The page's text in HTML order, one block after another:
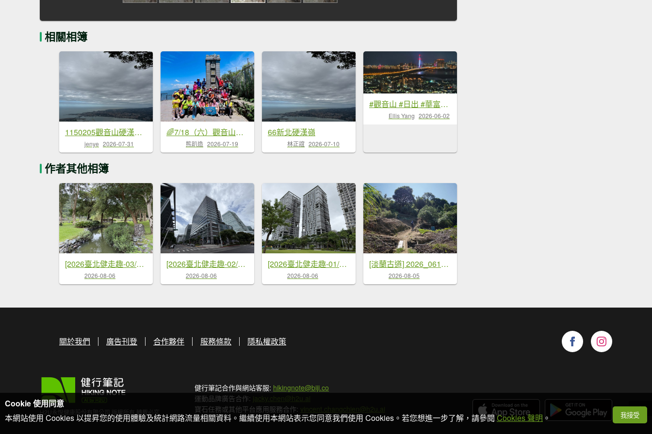
相關相簿
1150205觀音山硬漢嶺步道
jenye 2026-07-31
🌈7/18（六）觀音山硬漢嶺到八里淡江大橋FB：熊熊趴爬走(富裕登山社)🌈
熊趴造 2026-07-19
66新北硬漢嶺
林正誼 2026-07-10
#觀音山 #日出 #華富山路 #淡江大橋 #中直路 #賞蝶趣 #滬尾漁港 #夕陽 6/2
Ellis Yang 2026-06-02
作者其他相簿
[2026臺北健走趣-03/50] 2026_0710_大湖公園(防災公園)
2026-08-06
[2026臺北健走趣-02/50] 2026_0710_中國信託金融園區
2026-08-06
[2026臺北健走趣-01/50] 2026_0710_廣慈博愛園區
2026-08-06
[淡蘭古道] 2026_0614 南路第二段_倒照湖山步道
2026-08-05
關於我們 廣告刊登 合作夥伴 服務條款 隱私權政策
H2U永悅健康股份有限公司 版權所有 轉載必究
健行筆記合作與網站客服: hikingnote@biji.co
運動品牌廣告合作: jacky.chen@h2u.ai
寶石任務或其他平台應用服務合作: vincent.changchien@h2u.ai
Cookie 使用同意
本網站使用 Cookies 以提昇您的使用體驗及統計網路流量相關資料。繼續使用本網站表示您同意我們使用 Cookies。若您想進一步了解，請參閱Cookies 聲明 。 我接受